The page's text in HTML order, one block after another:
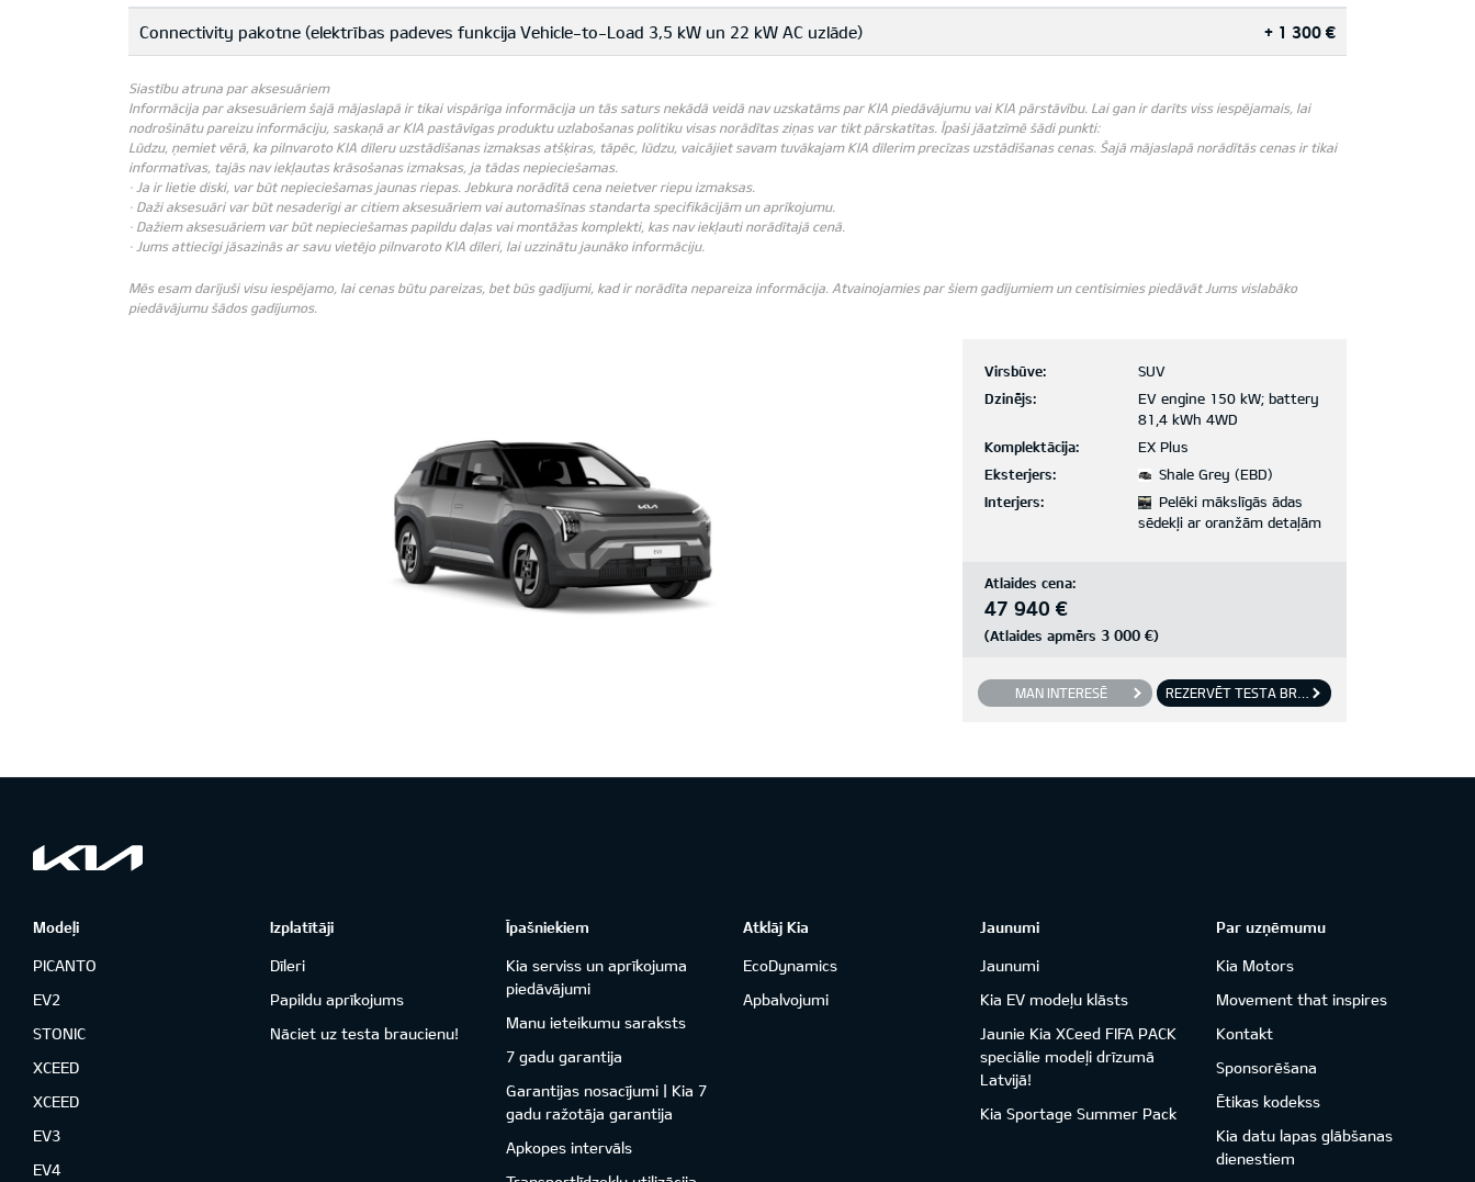
Connectivity pakotne (elektrības padeves funkcija Vehicle-to-Load 3,5 kW un 22 kW AC uzlāde) + 1 300 €
Siastību atruna par aksesuāriem
Informācija par aksesuāriem šajā mājaslapā ir tikai vispārīga informācija un tās saturs nekādā veidā nav uzskatāms par KIA piedāvājumu vai KIA pārstāvību. Lai gan ir darīts viss iespējamais, lai
nodrošinātu pareizu informāciju, saskaņā ar KIA pastāvīgas produktu uzlabošanas politiku visas norādītas ziņas var tikt pārskatītas. Īpaši jāatzīmē šādi punkti:
Lūdzu, ņemiet vērā, ka pilnvaroto KIA dīleru uzstādīšanas izmaksas atšķiras, tāpēc, lūdzu, vaicājiet savam tuvākajam KIA dīlerim precīzas uzstādīšanas cenas. Šajā mājaslapā norādītās cenas ir tikai
informatīvas, tajās nav iekļautas krāsošanas izmaksas, ja tādas nepieciešamas.
· Ja ir lietie diski, var būt nepieciešamas jaunas riepas. Jebkura norādītā cena neietver riepu izmaksas.
· Daži aksesuāri var būt nesaderīgi ar citiem aksesuāriem vai automašīnas standarta specifikācijām un aprīkojumu.
· Dažiem aksesuāriem var būt nepieciešamas papildu daļas vai montāžas komplekti, kas nav iekļauti norādītajā cenā.
· Jums attiecīgi jāsazinās ar savu vietējo pilnvaroto KIA dīleri, lai uzzinātu jaunāko informāciju.
Mēs esam darījuši visu iespējamo, lai cenas būtu pareizas, bet būs gadījumi, kad ir norādīta nepareiza informācija. Atvainojamies par šiem gadījumiem un centīsimies piedāvāt Jums vislabāko
piedāvājumu šādos gadījumos.
Virsbūve:
SUV
Dzinējs:
EV engine 150 kW; battery
81,4 kWh 4WD
Komplektācija:
EX Plus
Eksterjers:
Shale Grey (EBD)
Interjers:
Pelēki mākslīgās ādas
sēdekļi ar oranžām detaļām
Atlaides cena:
47 940 €
(Atlaides apmērs 3 000 €)
MAN INTERESĒ REZERVĒT TESTA BRAUCIENU
Modeļi
PICANTO
EV2
STONIC
XCEED
XCEED
EV3
EV4
Izplatītāji
Dīleri
Papildu aprīkojums
Nāciet uz testa braucienu!
Īpašniekiem
Kia serviss un aprīkojuma
piedāvājumi
Manu ieteikumu saraksts
7 gadu garantija
Garantijas nosacījumi | Kia 7
gadu ražotāja garantija
Apkopes intervāls
Atklāj Kia
EcoDynamics
Apbalvojumi
Jaunumi
Jaunumi
Kia EV modeļu klāsts
Jaunie Kia XCeed FIFA PACK
speciālie modeļi drīzumā
Latvijā!
Kia Sportage Summer Pack
Par uzņēmumu
Kia Motors
Movement that inspires
Kontakt
Sponsorēšana
Ētikas kodekss
Kia datu lapas glābšanas
dienestiem